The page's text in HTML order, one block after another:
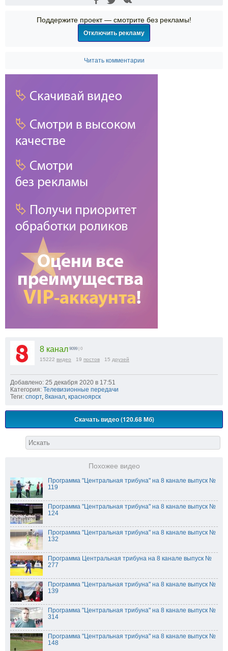
Поддержите проект — смотрите без рекламы!
Отключить рекламу
Читать комментарии
8 канал 9099 | 0
15222 видео 19 постов 15 друзей
Добавлено: 25 декабря 2020 в 17:51
Категория: Телевизионные передачи
Теги: спорт, 8канал, красноярск
Скачать видео (120.68 Мб)
Похожее видео
Программа "Центральная трибуна" на 8 канале выпуск №
119
Программа "Центральная трибуна" на 8 канале выпуск №
124
Программа "Центральная трибуна" на 8 канале выпуск №
132
Программа Центральная трибуна на 8 канале выпуск №
277
Программа "Центральная трибуна" на 8 канале выпуск №
139
Программа "Центральная трибуна" на 8 канале выпуск №
314
Программа "Центральная трибуна" на 8 канале выпуск №
148